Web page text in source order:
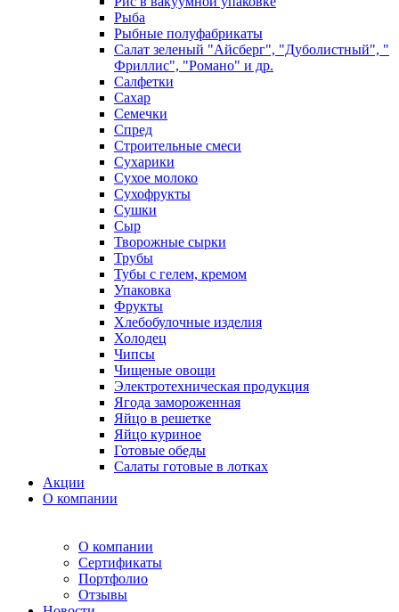
Рыба
Рыбные полуфабрикаты
Салат зеленый "Айсберг", "Дуболистный", "
Фриллис", "Романо" и др.
Салфетки
Сахар
Семечки
Спред
Строительные смеси
Сухарики
Сухое молоко
Сухофрукты
Сушки
Сыр
Творожные сырки
Трубы
Тубы с гелем, кремом
Упаковка
Фрукты
Хлебобулочные изделия
Холодец
Чипсы
Чищеные овощи
Электротехническая продукция
Ягода замороженная
Яйцо в решетке
Яйцо куриное
Готовые обеды
Салаты готовые в лотках
Акции
О компании
О компании
Сертификаты
Портфолио
Отзывы